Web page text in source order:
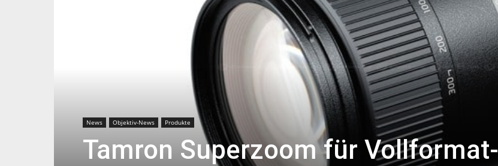
News Objektiv-News Produkte
Tamron Superzoom für Vollformat-